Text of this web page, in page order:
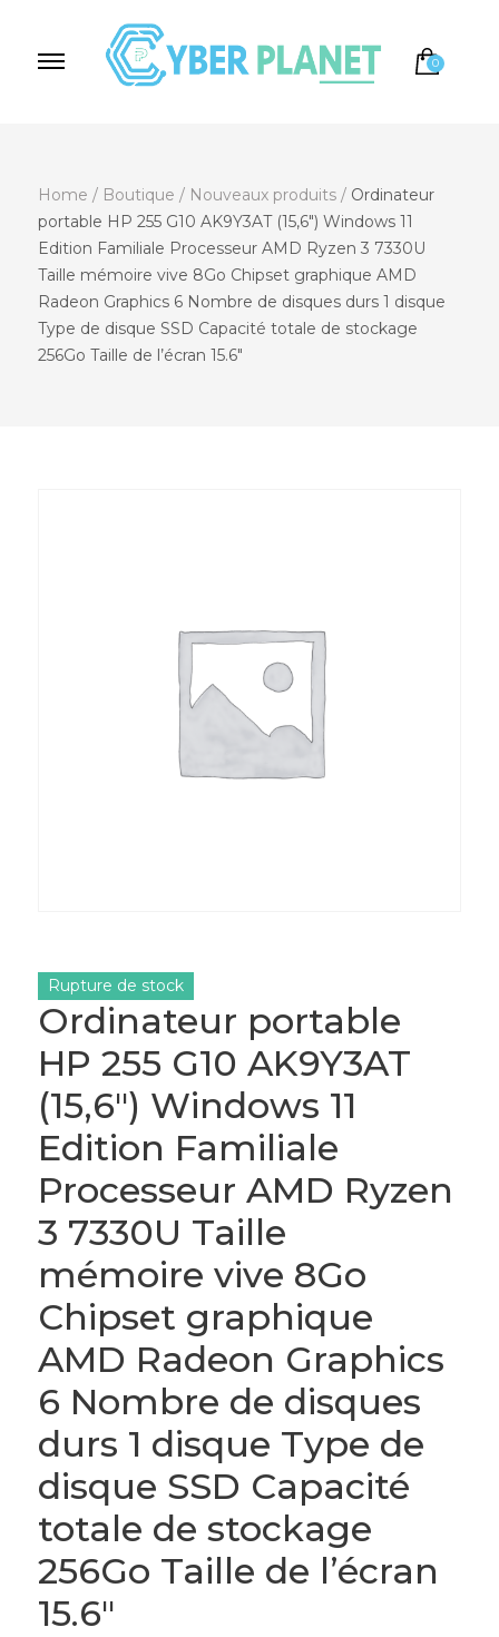
0
Home / Boutique / Nouveaux produits / Ordinateur
portable HP 255 G10 AK9Y3AT (15,6″) Windows 11
Edition Familiale Processeur AMD Ryzen 3 7330U
Taille mémoire vive 8Go Chipset graphique AMD
Radeon Graphics 6 Nombre de disques durs 1 disque
Type de disque SSD Capacité totale de stockage
256Go Taille de l’écran 15.6″
Ordinateur portable
HP 255 G10 AK9Y3AT
(15,6″) Windows 11
Edition Familiale
Processeur AMD Ryzen
3 7330U Taille
mémoire vive 8Go
Chipset graphique
AMD Radeon Graphics
6 Nombre de disques
durs 1 disque Type de
disque SSD Capacité
totale de stockage
256Go Taille de l’écran
15.6″
Rupture de stock